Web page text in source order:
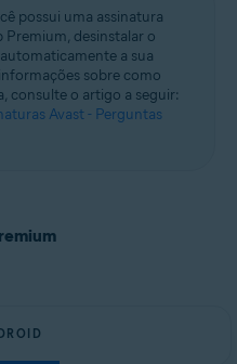
/ Education
/ Education - 32 / 64-bit
- 32 / 64-bit
- 32 / 64-bit
possui uma assinatura
Premium, desinstalar o
a sua
sobre como
consulte o artigo a seguir:
Avast - Perguntas